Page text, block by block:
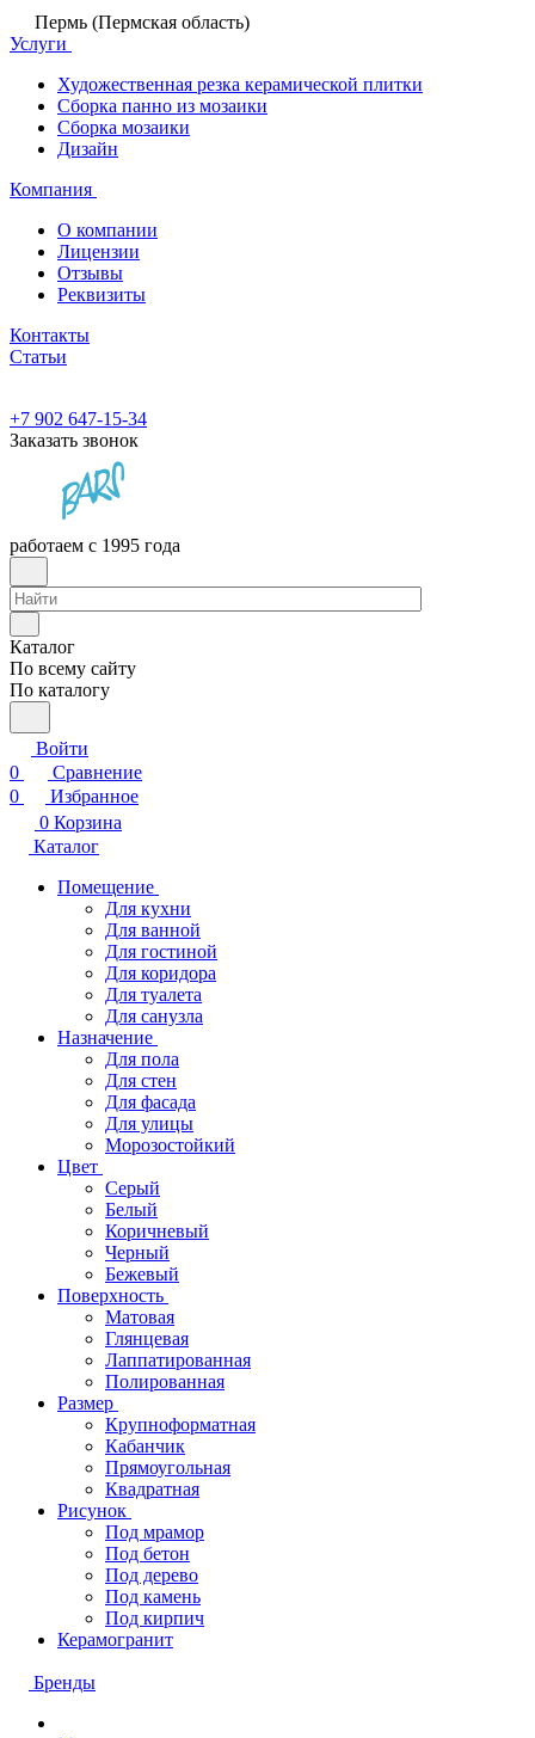
Пермь (Пермская область)
Услуги
Художественная резка керамической плитки
Сборка панно из мозаики
Сборка мозаики
Дизайн
Компания
О компании
Лицензии
Отзывы
Реквизиты
Контакты
Статьи
+7 902 647-15-34
Заказать звонок
работаем с 1995 года
Каталог
По всему сайту
По каталогу
Войти
0
Сравнение
0
Избранное
0 Корзина
Каталог
Помещение
Для кухни
Для ванной
Для гостиной
Для коридора
Для туалета
Для санузла
Назначение
Для пола
Для стен
Для фасада
Для улицы
Морозостойкий
Цвет
Серый
Белый
Коричневый
Черный
Бежевый
Поверхность
Матовая
Глянцевая
Лаппатированная
Полированная
Размер
Крупноформатная
Кабанчик
Прямоугольная
Квадратная
Рисунок
Под мрамор
Под бетон
Под дерево
Под камень
Под кирпич
Керамогранит
Бренды